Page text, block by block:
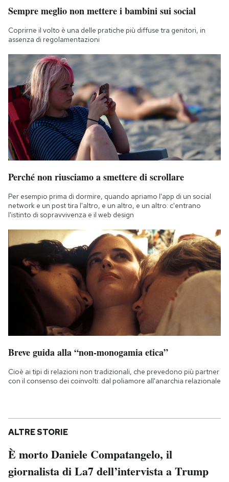
Sempre meglio non mettere i bambini sui social
Coprirne il volto è una delle pratiche più diffuse tra genitori, in
assenza di regolamentazioni
Perché non riusciamo a smettere di scrollare
Per esempio prima di dormire, quando apriamo l'app di un social
network e un post tira l'altro, e un altro, e un altro: c'entrano
l'istinto di sopravvivenza e il web design
Breve guida alla “non-monogamia etica”
Cioè ai tipi di relazioni non tradizionali, che prevedono più partner
con il consenso dei coinvolti: dal poliamore all'anarchia relazionale
ALTRE STORIE
È morto Daniele Compatangelo, il
giornalista di La7 dell’intervista a Trump